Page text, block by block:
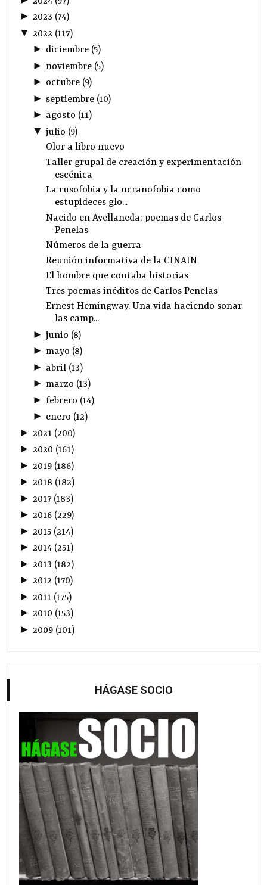
►2023 (74)
▼ 2022 (117)
► diciembre(5)
► noviembre(5)
► octubre(9)
► septiembre(10)
► agosto (11)
▼ julio (9)
Olor a libro nuevo
Taller grupal de creación y experimentación
escénica
La rusofobia y la ucranofobia como
estupideces glo...
Nacido en Avellaneda: poemas de Carlos
Penelas
Números de la guerra
Reunión informativa de la CINAIN
El hombre que contaba historias
Tres poemas inéditos de Carlos Penelas
Ernest Hemingway. Una vida haciendo sonar
las camp...
► junio (8)
► mayo (8)
► abril(13)
► marzo (13)
► febrero (14)
► enero (12)
► 2021 (200)
►2020 (161)
► 2019 (186)
►2018 (182)
► 2017(183)
►2016 (229)
► 2015 (214)
►2014 (251)
► 2013 (182)
►2012 (170)
► 2011 (175)
►2010 (153)
► 2009 (101)
HÁGASE SOCIO